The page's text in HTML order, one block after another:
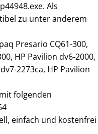
Als
zu unter anderem
Presario CQ61-300,
HP Pavilion dv6-2000,
2273ca, HP Pavilion
folgenden
einfach und kostenfrei